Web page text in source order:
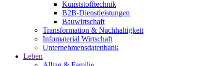
Kunststofftechnik
B2B-Dienstleistungen
Bauwirtschaft
Transformation & Nachhaltigkeit
Infomaterial Wirtschaft
Unternehmensdatenbank
Leben